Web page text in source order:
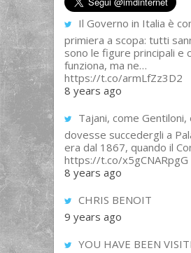
Il Governo in Italia è
primiera a scopa: tutti
sono le figure principali e
funziona, ma ne…
https://t.co/armLfZz3D2
8 years ago
Tajani, come Gentiloni,
dovesse succedergli a
era dal 1867, quando il
https://t.co/x5gCNARpgG
8 years ago
CHRIS BENOIT
9 years ago
YOU HAVE BEEN